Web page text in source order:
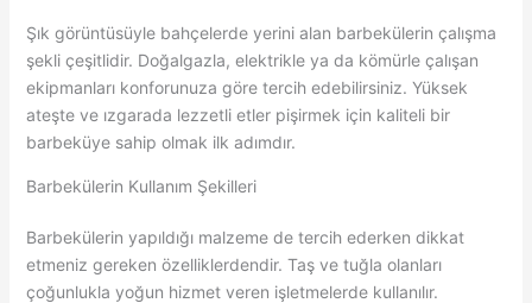
Şık görüntüsüyle bahçelerde yerini alan barbekülerin çalışma
şekli çeşitlidir. Doğalgazla, elektrikle ya da kömürle çalışan
ekipmanları konforunuza göre tercih edebilirsiniz. Yüksek
ateşte ve ızgarada lezzetli etler pişirmek için kaliteli bir
barbeküye sahip olmak ilk adımdır.
Barbekülerin Kullanım Şekilleri
Barbekülerin yapıldığı malzeme de tercih ederken dikkat
etmeniz gereken özelliklerdendir. Taş ve tuğla olanları
çoğunlukla yoğun hizmet veren işletmelerde kullanılır.